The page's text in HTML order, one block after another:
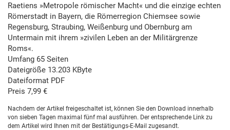
Raetiens »Metropole römischer Macht« und die einzige echten
Römerstadt in Bayern, die Römerregion Chiemsee sowie
Regensburg, Straubing, Weißenburg und Obernburg am
Untermain mit ihrem »zivilen Leben an der Militärgrenze
Roms«.
Umfang 65 Seiten
Dateigröße 13.203 KByte
Dateiformat PDF
Preis 7,99 €
Nachdem der Artikel freigeschaltet ist, können Sie den Download innerhalb
von sieben Tagen maximal fünf mal ausführen. Der entsprechende Link zu
dem Artikel wird Ihnen mit der Bestätigungs-E-Mail zugesandt.